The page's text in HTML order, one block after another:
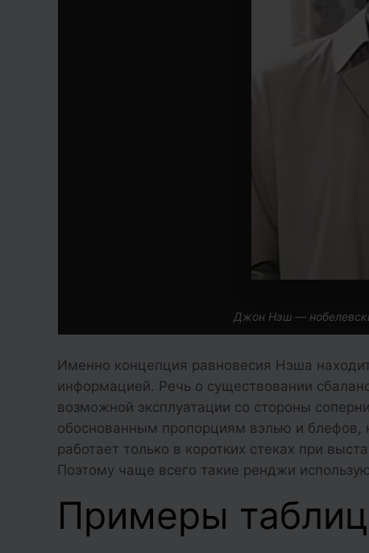
Джон Нэш —
Именно концепция равновесия Нэша
информацией. Речь о существовании
возможной эксплуатации со стороны
обоснованным пропорциям вэлью и
работает только в коротких стеках при
Поэтому чаще всего такие ренджи
Примеры